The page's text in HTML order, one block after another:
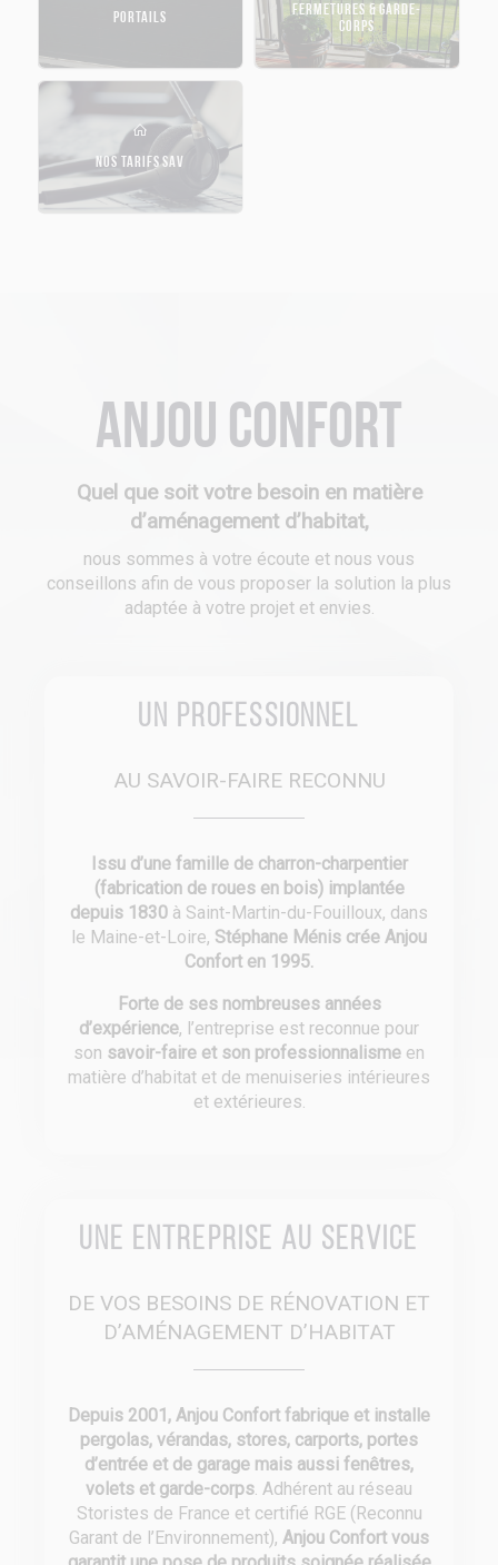
PORTAILS
FERMETURES & GARDE-
CORPS
NOS TARIFS SAV
Anjou Confort
Quel que soit votre besoin en matière
d’aménagement d’habitat,
nous sommes à votre écoute et nous vous
conseillons afin de vous proposer la solution la plus
adaptée à votre projet et envies.
Un professionnel
AU SAVOIR-FAIRE RECONNU
Issu d’une famille de charron-charpentier
(fabrication de roues en bois) implantée
depuis 1830 à Saint-Martin-du-Fouilloux, dans
le Maine-et-Loire, Stéphane Ménis crée Anjou
Confort en 1995.
Forte de ses nombreuses années
d’expérience, l’entreprise est reconnue pour
son savoir-faire et son professionnalisme en
matière d’habitat et de menuiseries intérieures
et extérieures.
Une entreprise au service
DE VOS BESOINS DE RÉNOVATION ET
D’AMÉNAGEMENT D’HABITAT
Depuis 2001, Anjou Confort fabrique et installe
pergolas, vérandas, stores, carports, portes
d’entrée et de garage mais aussi fenêtres,
volets et garde-corps. Adhérent au réseau
Storistes de France et certifié RGE (Reconnu
Garant de l’Environnement), Anjou Confort vous